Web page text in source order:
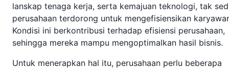
lanskap tenaga kerja, serta kemajuan teknologi, tak
perusahaan terdorong untuk mengefisiensikan
Kondisi ini berkontribusi terhadap efisiensi perusahaan,
sehingga mereka mampu mengoptimalkan hasil bisnis.
Untuk menerapkan hal itu, perusahaan perlu beberapa